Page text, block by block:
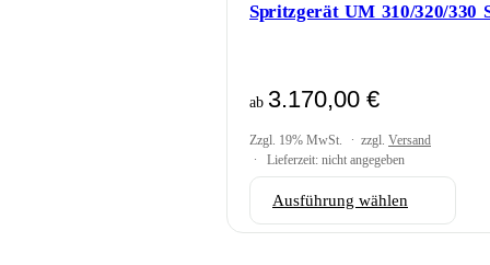
Spritzgerät UM 310/320/330
ab 3.170,00 €
Zzgl. 19% MwSt. zzgl. Versand
Lieferzeit: nicht angegeben
Ausführung wählen
weist